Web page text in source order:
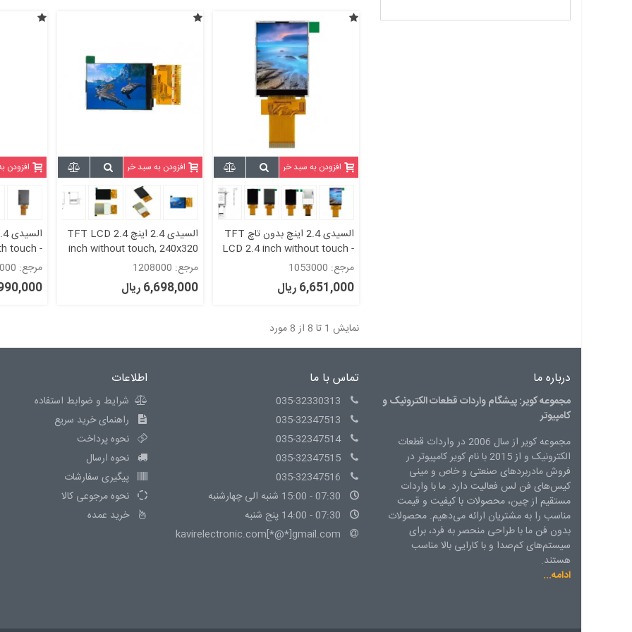
افزودن به سبد خرید
السیدی 2.4 اینچ بدون تاچ TFT
LCD 2.4 inch without touch -
240x320 - SPI / Parallel -
ILI9341
مرجع: 1053000
6,651,000 ریال
افزودن به سبد خرید
السیدی 2.4 اینچ TFT LCD 2.4
inch without touch, 240x320
Parallel - ILI9341
مرجع: 1208000
6,698,000 ریال
افزودن
touch -
-
ILI9341
مرجع: 1109000
7,990,000
نمایش 1 تا 8 از 8 مورد
درباره ما
مجموعه کویر: پیشگام واردات قطعات الکترونیک و
کامپیوتر
مجموعه کویر از سال 2006 در واردات قطعات
الکترونیک و از 2015 با نام کویر کامپیوتر در
فروش مادربردهای صنعتی و خاص و مینی
کیس‌های فن لس فعالیت دارد. ما با واردات
مستقیم از چین، محصولات با کیفیت و قیمت
مناسب را به مشتریان ارائه می‌دهیم. محصولات
بدون فن ما با طراحی منحصر به فرد، برای
سیستم‌های کم‌صدا و با کارایی بالا مناسب
هستند.
ادامه...
تماس با ما
035-32330313
035-32347513
035-32347514
035-32347515
035-32347516
07:30 - 15:00 شنبه الی چهارشنبه
07:30 - 14:00 پنج شنبه
kavirelectronic.com[*@*]gmail.com
اطلاعات
شرایط و ضوابط استفاده
راهنمای خرید سریع
نحوه پرداخت
نحوه ارسال
پیگیری سفارشات
نحوه مرجوعی کالا
خرید عمده